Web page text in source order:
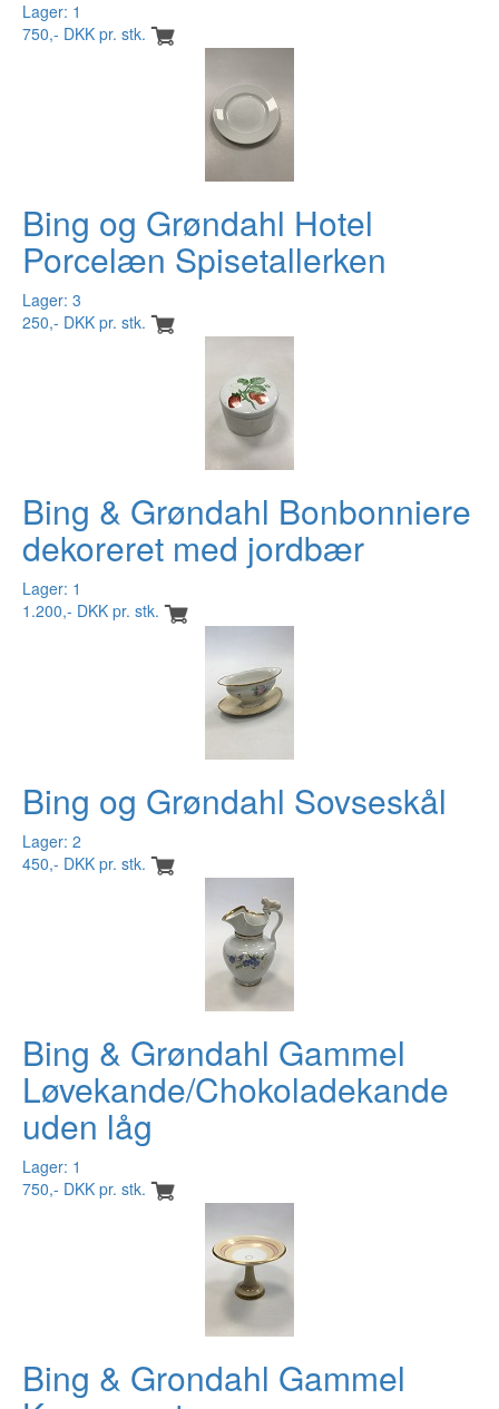
Lager: 1
750,- DKK pr. stk.
Bing og Grøndahl Hotel
Porcelæn Spisetallerken
Lager: 3
250,- DKK pr. stk.
Bing & Grøndahl Bonbonniere
dekoreret med jordbær
Lager: 1
1.200,- DKK pr. stk.
Bing og Grøndahl Sovseskål
Lager: 2
450,- DKK pr. stk.
Bing & Grøndahl Gammel
Løvekande/Chokoladekande
uden låg
Lager: 1
750,- DKK pr. stk.
Bing & Grondahl Gammel